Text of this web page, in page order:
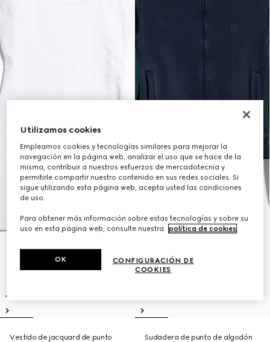
Vestido de jacquard de punto
Sudadera de punto de algodón
Utilizamos cookies
Empleamos cookies y tecnologías similares para mejorar la
navegación en la página web, analizar el uso que se hace de la
misma, contribuir a nuestros esfuerzos de mercadotecnia y
permitirle compartir nuestro contenido en sus redes sociales. Si
sigue utilizando esta página web, acepta usted las condiciones
de uso.
Para obtener más información sobre estas tecnologías y sobre su
uso en esta página web, consulte nuestra
política de cookies.
CONFIGURACIÓN DE
COOKIES
OK